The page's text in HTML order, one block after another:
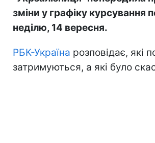
зміни у графіку курсування
неділю, 14 вересня.
РБК-Україна розповідає, які
затримуються, а які було